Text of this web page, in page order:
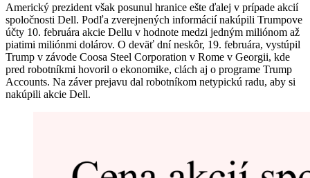
Americký prezident však posunul hranice ešte ďalej v prípade akcií
spoločnosti Dell. Podľa zverejnených informáciínakúpili Trumpove
účty 10. februára akcie Dellu v hodnote medzi jedným miliónom až
piatimi miliónmi dolárov. O deväť dní neskôr, 19. februára, vystúpil
Trump v závode Coosa Steel Corporation v Rome v Georgii, kde
pred robotníkmi hovoril o ekonomike, clách aj o programe Trump
Accounts. Na záver prejavu dal robotníkom netypickú radu, aby si
nakúpili akcie Dell.